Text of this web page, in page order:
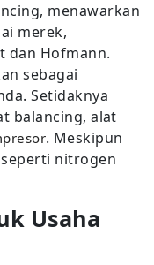
menawarkan
merek,
dan Hofmann.
sebagai
Setidaknya
balancing, alat
. Meskipun
nitrogen
Usaha